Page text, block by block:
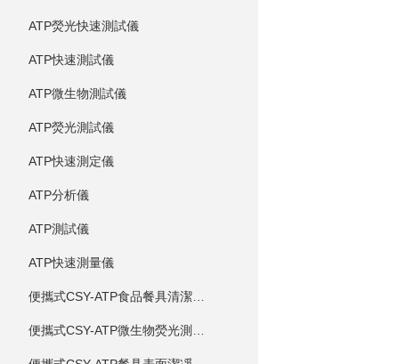
ATP熒光快速測試儀
ATP快速測試儀
ATP微生物測試儀
ATP熒光測試儀
ATP快速測定儀
ATP分析儀
ATP測試儀
ATP快速測量儀